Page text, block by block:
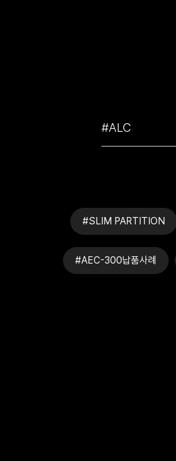
#SLIM PARTITION
#AEC-300납품사례